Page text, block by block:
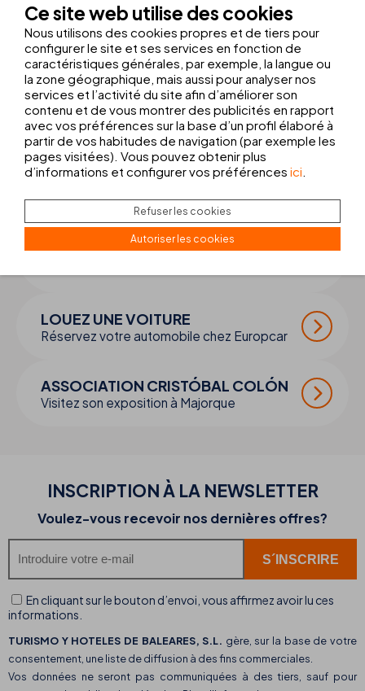
À THB hotels, nous sommes particulièrement contents de
continuer à travailler et à miser en 2024 sur notre projet
Friendlyqui a pour but d’offrir à nos clients des vacances
excellentes, responsables et durables vis-à-vis de
l’environnement.
COMPLÉTER VOTREVOYAGE
TRANSFERT + RANDONNÉES
Réservez votre transfert et vos
LOUEZ UNE VOITURE
Réservez votre automobile chez Europcar
ASSOCIATION CRISTÓBAL COLÓN
Visitez son exposition à Majorque
INSCRIPTION À LA NEWSLETTER
Voulez-vous recevoir nos dernières offres?
En cliquant sur le bouton d’envoi, vous affirmez avoir lu ces
informations.
TURISMO Y HOTELES DE BALEARES, S.L. gère, sur la base de votre
consentement, une liste de diffusion à des fins commerciales.
Vos données ne seront pas communiquées à des tiers, sauf pour
Ce site web utilise des cookies
Nous utilisons des cookies propres et de tiers pour
configurer le site et ses services en fonction de
caractéristiques générales, par exemple, la langue ou
la zone géographique, mais aussi pour analyser nos
services et l’activité du site afin d’améliorer son
contenu et de vous montrer des publicités en rapport
avec vos préférences sur la base d’un profil élaboré à
partir de vos habitudes de navigation (par exemple les
pages visitées). Vous pouvez obtenir plus
d’informations et configurer vos préférences ici
Refuser les cookies
Autoriser les cookies